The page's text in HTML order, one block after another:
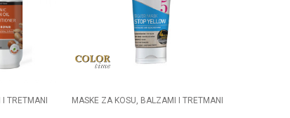
TRETMANI MASKE ZA KOSU, BALZAMI I TRETMANI